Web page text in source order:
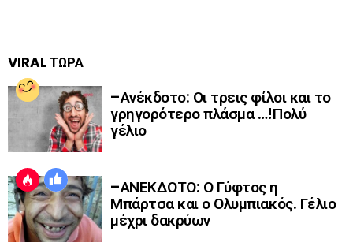
VIRAL ΤΩΡΑ
–Ανέκδοτο: Οι τρεις φίλοι και το
γρηγορότερο πλάσμα …!Πολύ
γέλιο
–ΑΝΕΚΔΟΤΟ: Ο Γύφτος η
Μπάρτσα και ο Ολυμπιακός. Γέλιο
μέχρι δακρύων